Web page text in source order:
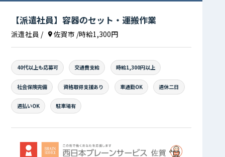
【派遣社員】容器のセット・運搬作業
派遣社員 / 佐賀市 /時給1,300円
40代以上も応募可 交通費支給 時給1,300円以上
社会保険完備 資格取得支援あり 車通勤OK 週休二日
週払いOK 駐車場有